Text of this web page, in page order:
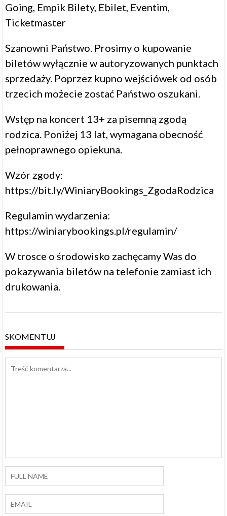
Going, Empik Bilety, Ebilet, Eventim,
Ticketmaster
Szanowni Państwo. Prosimy o kupowanie
biletów wyłącznie w autoryzowanych punktach
sprzedaży. Poprzez kupno wejściówek od osób
trzecich możecie zostać Państwo oszukani.
Wstęp na koncert 13+ za pisemną zgodą
rodzica. Poniżej 13 lat, wymagana obecność
pełnoprawnego opiekuna.
Wzór zgody:
https://bit.ly/WiniaryBookings_ZgodaRodzica
Regulamin wydarzenia:
https://winiarybookings.pl/regulamin/
W trosce o środowisko zachęcamy Was do
pokazywania biletów na telefonie zamiast ich
drukowania.
SKOMENTUJ